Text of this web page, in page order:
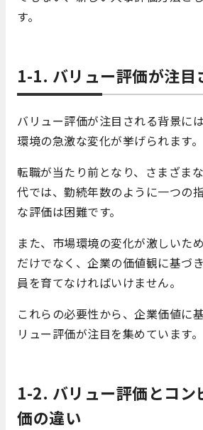
す。
1-1. バリュー評価が注目
バリュー評価が注目される背景に
環境の急激な変化が挙げられます。
転職が当たり前となり、さまざま
代では、勤続年数のように一つの
な評価は困難です。
また、市場環境の変化が激しいた
だけでなく、企業の価値観に基づ
員を育てなければいけません。
これらの必要性から、企業価値に
リュー評価が注目を集めています。
1-2. バリュー評価とコン
価の違い